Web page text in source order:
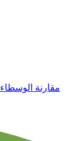
مقارنة الوسطاء